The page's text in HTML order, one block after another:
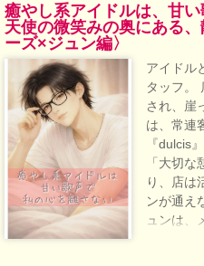
癒やし系アイドルは、甘
天使の微笑みの奥にある
ーズ×ジュン編〉
アイドル
タッフ。
され、崖
は、常連
『dulcis
「大切
り、店は
ンが通え
ュンは、
つない